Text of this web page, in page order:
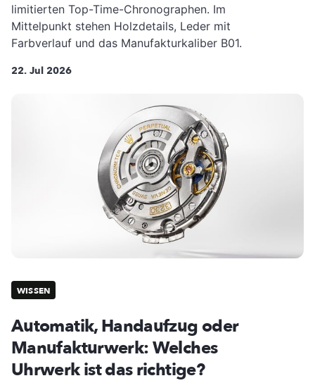
limitierten Top-Time-Chronographen. Im
Mittelpunkt stehen Holzdetails, Leder mit
Farbverlauf und das Manufakturkaliber B01.
22. Jul 2026
WISSEN
Automatik, Handaufzug oder
Manufakturwerk: Welches
Uhrwerk ist das richtige?